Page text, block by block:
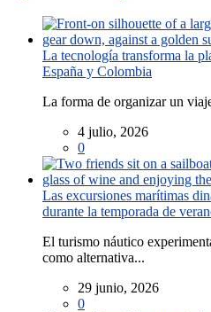
La tecnología transforma la
España y Colombia
La forma de organizar un
4 julio, 2026
0
Las excursiones marítimas
durante la temporada de
El turismo náutico
como alternativa...
29 junio, 2026
0